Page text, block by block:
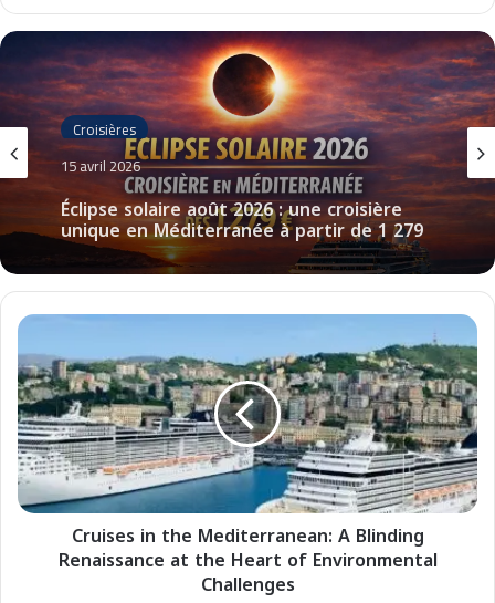
Croisières
15 avril 2026
Éclipse solaire août 2026 : une croisière
unique en Méditerranée à partir de 1 279
€
C
r
u
i
s
e
s
i
n
Cruises in the Mediterranean: A Blinding
Renaissance at the Heart of Environmental
Challenges